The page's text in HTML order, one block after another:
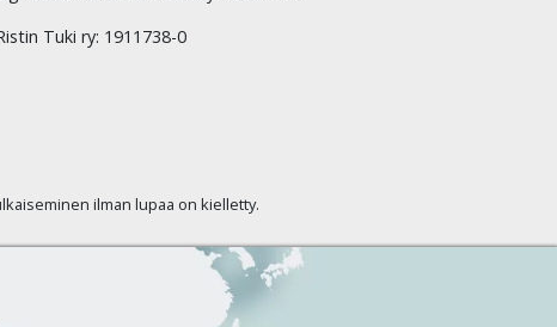
Tuki ry: 1911738-0
ilman lupaa on kielletty.